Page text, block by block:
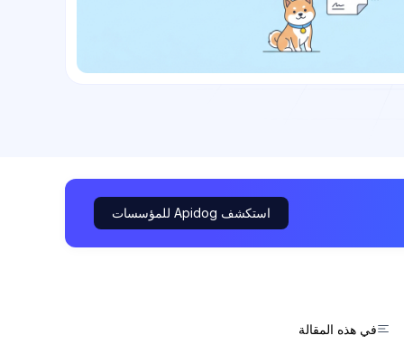
استكشف Apidog للمؤسسات
في هذه المقالة